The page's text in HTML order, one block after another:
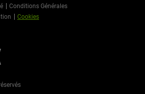
Conditions Générales
Cookies